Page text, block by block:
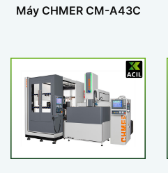
Máy CHMER CM-A43C